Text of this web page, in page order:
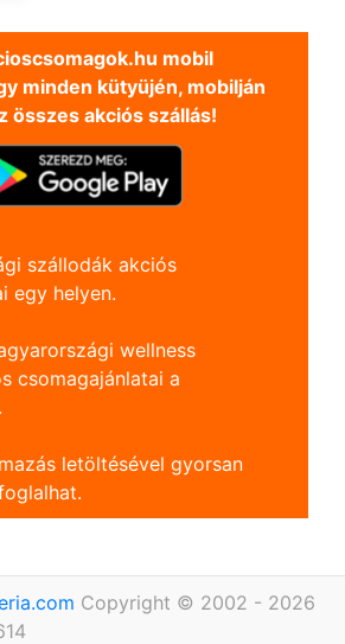
mobil
minden kütyüjén, mobilján
összes akciós szállás!
szállodák akciós
egy helyen.
wellness
csomagajánlatai a
letöltésével gyorsan
Copyright © 2002 - 2026